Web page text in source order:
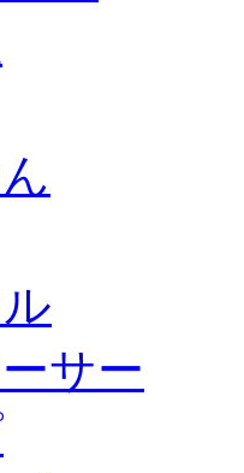
サー